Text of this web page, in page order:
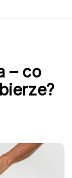
– co